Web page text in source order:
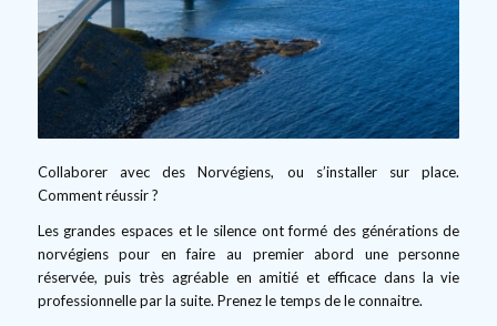
Collaborer avec des Norvégiens, ou s’installer sur place.
Comment réussir ?
Les grandes espaces et le silence ont formé des générations de
norvégiens pour en faire au premier abord une personne
réservée, puis très agréable en amitié et efficace dans la vie
professionnelle par la suite. Prenez le temps de le connaitre.